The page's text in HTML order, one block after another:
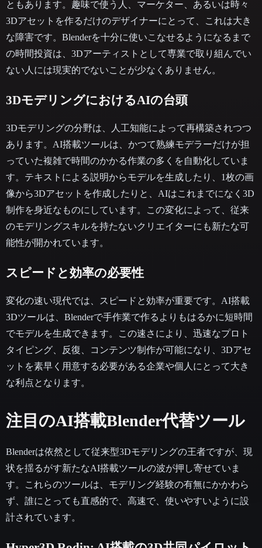
ともあります。趣味で使う人、マーケター、あるいは時々
3Dアセットを作るだけのデザイナーにとって、これは大き
な障害です。Blenderを十分に使いこなせるようになるまで
の時間投資は、3Dアーティストとして専業で取り組んでい
ない人には現実的でないことが少なくありません。
3DモデリングにおけるAIの台頭
3Dモデリングの分野は、人工知能によって再構築されつつ
あります。AI搭載ツールは、かつて熟練モデラーだけが担
っていた複雑で時間のかかる作業の多くを自動化していま
す。テキストによる説明からモデルを生成したり、1枚の画
像から3Dアセットを作成したりと、AIはこれまでになく3D
制作を身近なものにしています。この変化によって、従来
のモデリングスキルを持たないクリエイターにも新たな可
能性が開かれています。
スピードと効率の必要性
変化の速い現代では、スピードと効率が重要です。AI搭載
3Dツールは、Blenderで手作業で作るよりもはるかに短時間
でモデルを生成できます。この速さにより、迅速なプロト
タイピング、反復、コンテンツ制作が可能になり、3Dアセ
ットを素早く用意する必要がある企業や個人にとって大き
な利点となります。
注目のAI搭載Blender代替ツール
Blenderは依然として従来型3Dモデリングの王者ですが、現
状を揺るがす新たなAI搭載ツールの波が押し寄せていま
す。これらのツールは、モデリング経験の有無にかかわら
ず、誰にとっても直感的で、高速で、使いやすいように設
計されています。